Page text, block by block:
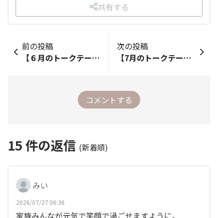
共有する
前の投稿
【６月のトークテーマ】梅雨のたのしみ方 ―お気に入りの絵本は？―
次の投稿
【7月のトークテーマ】夏だからしてみたいことー夏休みにチャレンジー
コメントする
15 件の返信 (新着順)
みい
2026/07/27 06:36
家族みんなが元気で笑顔で過ごせますように。